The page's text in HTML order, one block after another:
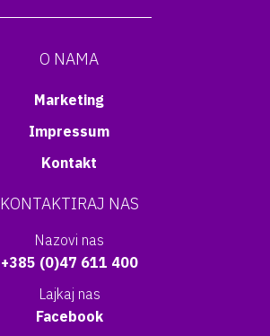
O NAMA
Marketing
Impressum
Kontakt
KONTAKTIRAJ NAS
Nazovi nas
+385 (0)47 611 400
Lajkaj nas
Facebook